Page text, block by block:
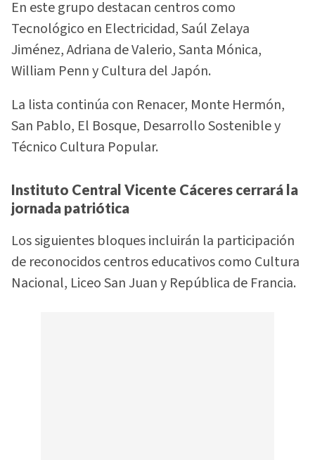
En este grupo destacan centros como
Tecnológico en Electricidad, Saúl Zelaya
Jiménez, Adriana de Valerio, Santa Mónica,
William Penn y Cultura del Japón.
La lista continúa con Renacer, Monte Hermón,
San Pablo, El Bosque, Desarrollo Sostenible y
Técnico Cultura Popular.
Instituto Central Vicente Cáceres cerrará la
jornada patriótica
Los siguientes bloques incluirán la participación
de reconocidos centros educativos como Cultura
Nacional, Liceo San Juan y República de Francia.